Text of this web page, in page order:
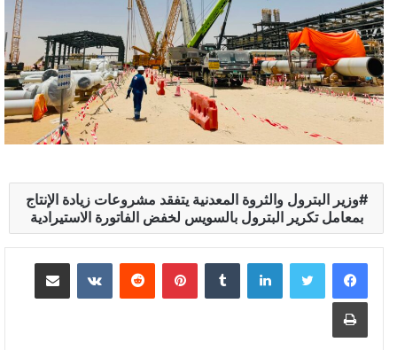
وزير البترول والثروة المعدنية يتفقد مشروعات زيادة الإنتاج
بمعامل تكرير البترول بالسويس لخفض الفاتورة الاستيرادية
لينكدإن بينتيريست مشاركة عبر البريد
طباعة